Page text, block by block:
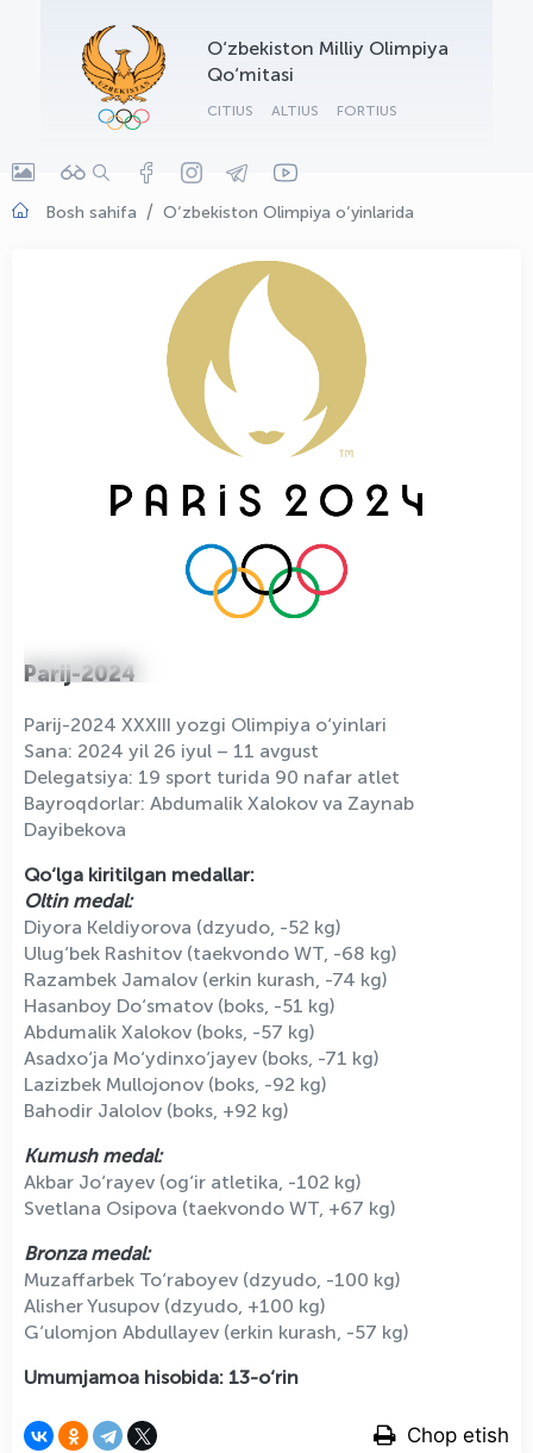
O‘zbekiston Milliy Olimpiya
Qo‘mitasi
CITIUS ALTIUS FORTIUS
Bosh sahifa O‘zbekiston Olimpiya o‘yinlarida
Parij-2024
Parij-2024 XXXIII yozgi Olimpiya o‘yinlari
Sana: 2024 yil 26 iyul – 11 avgust
Delegatsiya: 19 sport turida 90 nafar atlet
Bayroqdorlar: Abdumalik Xalokov va Zaynab
Dayibekova
Qo‘lga kiritilgan medallar:
Oltin medal:
Diyora Keldiyorova (dzyudo, -52 kg)
Ulug‘bek Rashitov (taekvondo WT, -68 kg)
Razambek Jamalov (erkin kurash, -74 kg)
Hasanboy Do‘smatov (boks, -51 kg)
Abdumalik Xalokov (boks, -57 kg)
Asadxo‘ja Mo‘ydinxo‘jayev (boks, -71 kg)
Lazizbek Mullojonov (boks, -92 kg)
Bahodir Jalolov (boks, +92 kg)
Kumush medal:
Akbar Jo‘rayev (og‘ir atletika, -102 kg)
Svetlana Osipova (taekvondo WT, +67 kg)
Bronza medal:
Muzaffarbek To‘raboyev (dzyudo, -100 kg)
Alisher Yusupov (dzyudo, +100 kg)
G‘ulomjon Abdullayev (erkin kurash, -57 kg)
Umumjamoa hisobida: 13-o‘rin
Chop etish
OLYMPCHIK AI - yordamchi
Onlayn · olympic.uz